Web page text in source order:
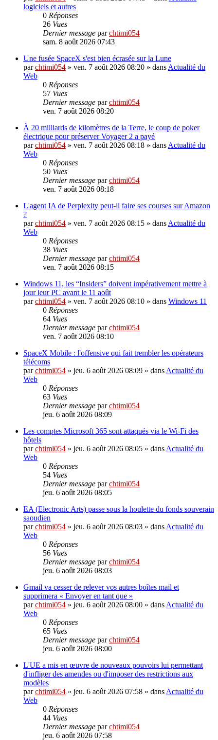
logiciels et autres
0 Réponses
26 Vues
Dernier message parchtimi054
sam. 8 août 2026 07:43
Une fusée SpaceX s'est bien écrasée sur la Lune
parchtimi054 » ven. 7 août 2026 08:20 » dans Actualité du
Web
0 Réponses
57 Vues
Dernier message parchtimi054
ven. 7 août 2026 08:20
À 20 milliards de kilomètres de la Terre, le coup de poker
électrique pour préserver Voyager 2 a payé
parchtimi054 » ven. 7 août 2026 08:18 » dans Actualité du
Web
0 Réponses
50 Vues
Dernier message parchtimi054
ven. 7 août 2026 08:18
L'agent IA de Perplexity peut-il faire ses courses sur Amazon
?
parchtimi054 » ven. 7 août 2026 08:15 » dans Actualité du
Web
0 Réponses
38 Vues
Dernier message parchtimi054
ven. 7 août 2026 08:15
Windows 11, les “Insiders” doivent impérativement mettre à
jour leur PC avant le 11 août
parchtimi054 » ven. 7 août 2026 08:10 » dans Windows 11
0 Réponses
64 Vues
Dernier message parchtimi054
ven. 7 août 2026 08:10
SpaceX Mobile : l'offensive qui fait trembler les opérateurs
télécoms
parchtimi054 » jeu. 6 août 2026 08:09 » dans Actualité du
Web
0 Réponses
63 Vues
Dernier message parchtimi054
jeu. 6 août 2026 08:09
Les comptes Microsoft 365 sont attaqués via le Wi-Fi des
hôtels
parchtimi054 » jeu. 6 août 2026 08:05 » dans Actualité du
Web
0 Réponses
54 Vues
Dernier message parchtimi054
jeu. 6 août 2026 08:05
EA (Electronic Arts) passe sous la houlette du fonds souverain
saoudien
parchtimi054 » jeu. 6 août 2026 08:03 » dans Actualité du
Web
0 Réponses
56 Vues
Dernier message parchtimi054
jeu. 6 août 2026 08:03
Gmail va cesser de relever vos autres boîtes mail et
supprimera « Envoyer en tant que »
parchtimi054 » jeu. 6 août 2026 08:00 » dans Actualité du
Web
0 Réponses
65 Vues
Dernier message parchtimi054
jeu. 6 août 2026 08:00
L'UE a mis en œuvre de nouveaux pouvoirs lui permettant
d'infliger des amendes ou d'imposer des restrictions aux
modèles
parchtimi054 » jeu. 6 août 2026 07:58 » dans Actualité du
Web
0 Réponses
44 Vues
Dernier message parchtimi054
jeu. 6 août 2026 07:58